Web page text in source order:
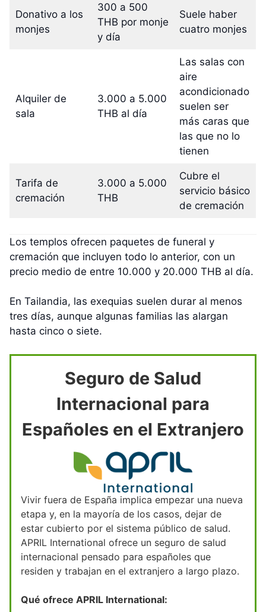
Donativo a los
monjes
300 a 500
THB por monje
y día
Suele haber
cuatro monjes
Alquiler de
sala
3.000 a 5.000
THB al día
Las salas con
aire
acondicionado
suelen ser
más caras que
las que no lo
tienen
Tarifa de
cremación
3.000 a 5.000
THB
Cubre el
servicio básico
de cremación
Los templos ofrecen paquetes de funeral y
cremación que incluyen todo lo anterior, con un
precio medio de entre 10.000 y 20.000 THB al día.
En Tailandia, las exequias suelen durar al menos
tres días, aunque algunas familias las alargan
hasta cinco o siete.
Seguro de Salud
Internacional para
Españoles en el Extranjero
Vivir fuera de España implica empezar una nueva
etapa y, en la mayoría de los casos, dejar de
estar cubierto por el sistema público de salud.
APRIL International ofrece un seguro de salud
internacional pensado para españoles que
residen y trabajan en el extranjero a largo plazo.
Qué ofrece APRIL International: